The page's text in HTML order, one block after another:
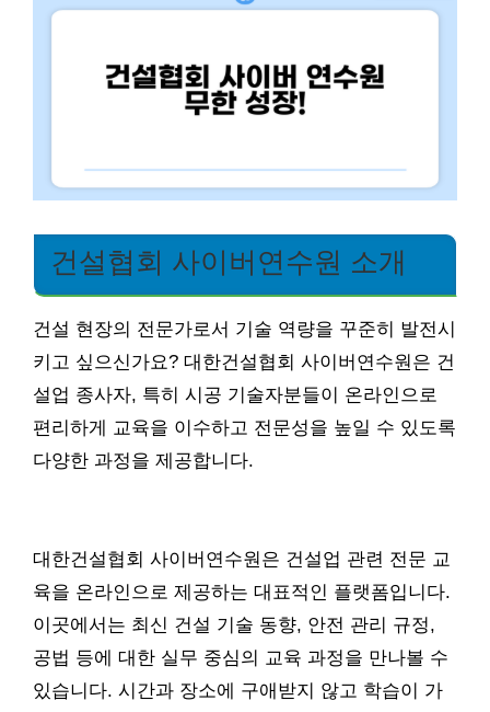
건설협회 사이버연수원 소개
건설 현장의 전문가로서 기술 역량을 꾸준히 발전시
키고 싶으신가요? 대한건설협회 사이버연수원은 건
설업 종사자, 특히 시공 기술자분들이 온라인으로
편리하게 교육을 이수하고 전문성을 높일 수 있도록
다양한 과정을 제공합니다.
대한건설협회 사이버연수원은 건설업 관련 전문 교
육을 온라인으로 제공하는 대표적인 플랫폼입니다.
이곳에서는 최신 건설 기술 동향, 안전 관리 규정,
공법 등에 대한 실무 중심의 교육 과정을 만나볼 수
있습니다. 시간과 장소에 구애받지 않고 학습이 가